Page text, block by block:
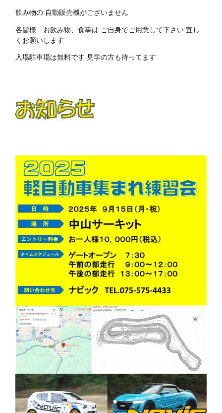
飲み物の 自動販売機がございません
各皆様 お飲み物、食事は ご自身でご用意して下さい 宜し
くお願いします
入場駐車場は無料です 見学の方も待ってます